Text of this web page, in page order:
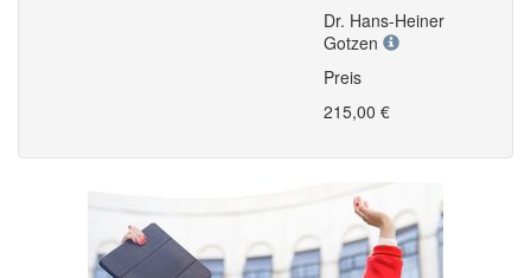
Dr. Hans-Heiner
Gotzen
Preis
215,00 €